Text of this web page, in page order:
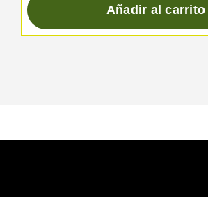
Añadir al carrito